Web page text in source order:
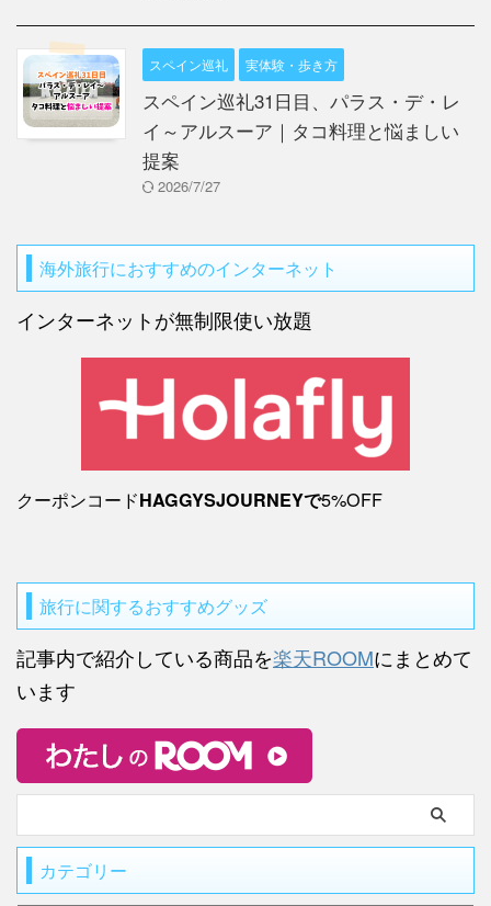
スペイン巡礼 実体験・歩き方
スペイン巡礼31日目、パラス・デ・レ
イ～アルスーア｜タコ料理と悩ましい
提案
2026/7/27
海外旅行におすすめのインターネット
インターネットが無制限使い放題
クーポンコードHAGGYSJOURNEYで5%OFF
旅行に関するおすすめグッズ
記事内で紹介している商品を楽天ROOMにまとめて
います
カテゴリー